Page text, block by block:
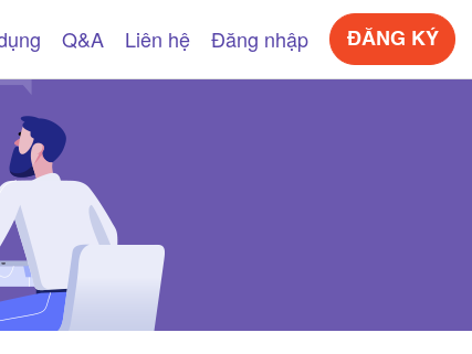
Q&A Liên hệ Đăng nhập ĐĂNG KÝ